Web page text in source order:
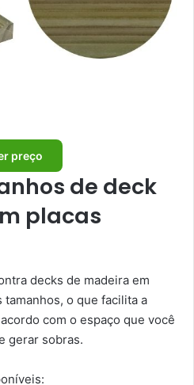
preço
de deck
placas
decks de madeira em
o que facilita a
com o espaço que você
gerar sobras.